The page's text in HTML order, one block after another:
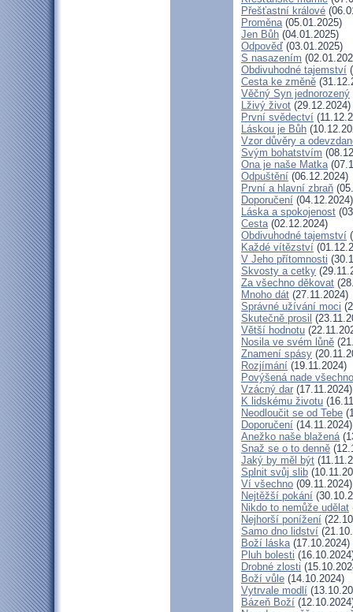
Přešťastní králové
Proměna(05.01.2025)
Jen Bůh (04.01.2025)
Odpověď (03.01.2025)
S nasazením
Obdivuhodné tajemství
Cesta ke změně
Věčný Syn jednorozený
Lživý život (29.12.2024)
První svědectví
Láskou je Bůh
Vzor důvěry a
Svým bohatstvím
Ona je naše Matka
Odpuštění (06.12.2024)
První a hlavní zbraň
Doporučení (04.12.2024)
Láska a spokojenost
Cesta(02.12.2024)
Obdivuhodné tajemství
Každé vítězství
V Jeho přítomnosti
Skvosty a cetky
Za všechno děkovat
Mnoho dát (27.11.2024)
Správné užívání moci
Skutečně prosil
Větší hodnotu
Nosila ve svém lůně
Znamení spásy
Rozjímání (19.11.2024)
Povýšená nade všechno
Vzácný dar (17.11.2024)
K lidskému životu
Neodloučit se od Tebe
Doporučení (14.11.2024)
Anežko naše blažená
Snaž se o to denně
Jaký by měl být
Splnit svůj slib
Ví všechno (09.11.2024)
Nejtěžší pokání
Nikdo to nemůže udělat
Nejhorší ponížení
Samo dno lidství
Boží láska(17.10.2024)
Pluh bolesti
Drobné zlosti
Boží vůle (14.10.2024)
Vytrvale modlí
Bázeň Boží